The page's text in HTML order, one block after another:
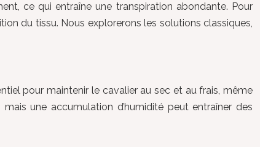
ce qui entraîne une transpiration abondante. Pour
du tissu. Nous explorerons les solutions classiques,
pour maintenir le cavalier au sec et au frais, même
une accumulation d’humidité peut entraîner des